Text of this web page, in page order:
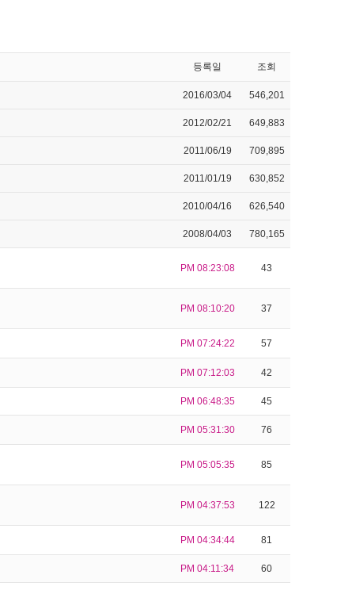
등록일 조회
2016/03/04 546,201
2012/02/21 649,883
2011/06/19 709,895
2011/01/19 630,852
2010/04/16 626,540
2008/04/03 780,165
PM 08:23:08 43
PM 08:10:20 37
PM 07:24:22 57
PM 07:12:03 42
PM 06:48:35 45
PM 05:31:30 76
PM 05:05:35 85
PM 04:37:53 122
PM 04:34:44 81
PM 04:11:34 60